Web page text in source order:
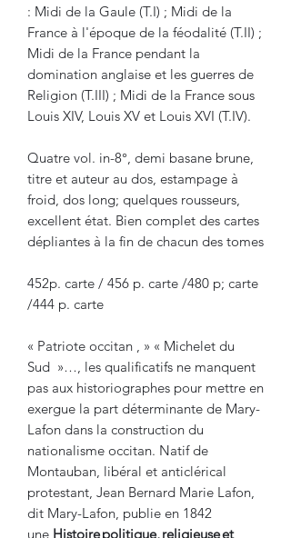
: Midi de la Gaule (T.I) ; Midi de la
France à l'époque de la féodalité (T.II) ;
Midi de la France pendant la
domination anglaise et les guerres de
Religion (T.III) ; Midi de la France sous
Louis XIV, Louis XV et Louis XVI (T.IV).
Quatre vol. in-8°, demi basane brune,
titre et auteur au dos, estampage à
froid, dos long; quelques rousseurs,
excellent état. Bien complet des cartes
dépliantes à la fin de chacun des tomes
452p. carte / 456 p. carte /480 p; carte
/444 p. carte
« Patriote occitan , » « Michelet du
Sud »…, les qualificatifs ne manquent
pas aux historiographes pour mettre en
exergue la part déterminante de Mary-
Lafon dans la construction du
nationalisme occitan. Natif de
Montauban, libéral et anticlérical
protestant, Jean Bernard Marie Lafon,
dit Mary-Lafon, publie en 1842
une Histoire politique, religieuse et